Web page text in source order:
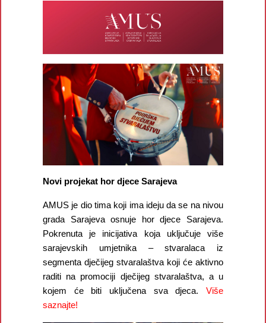
Novi projekat hor djece Sarajeva
AMUS je dio tima koji ima ideju da se na nivou
grada Sarajeva osnuje hor djece Sarajeva.
Pokrenuta je inicijativa koja uključuje više
sarajevskih umjetnika – stvaralaca iz
segmenta dječijeg stvaralaštva koji će aktivno
raditi na promociji dječijeg stvaralaštva, a u
kojem će biti uključena sva djeca. Više
saznajte!